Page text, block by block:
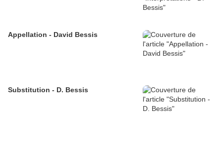
Appellation - David Bessis
Substitution - D. Bessis